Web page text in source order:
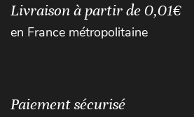
Livraison à partir de 0,01€
en France métropolitaine
Paiement sécurisé